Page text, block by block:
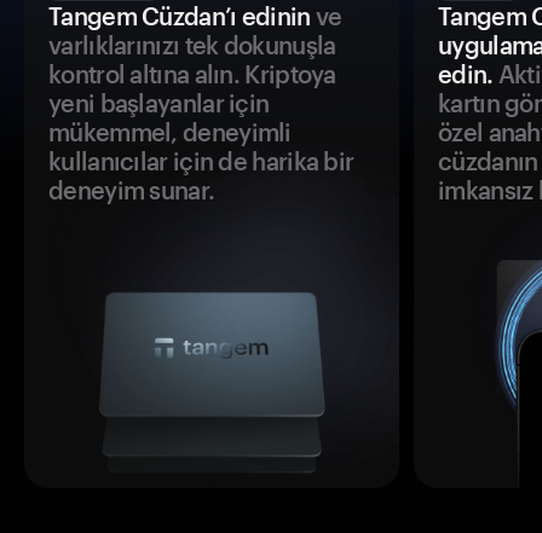
Tangem Cüzdan’ı edinin ve
varlıklarınızı tek dokunuşla
kontrol altına alın. Kriptoya
yeni başlayanlar için
mükemmel, deneyimli
kullanıcılar için de harika bir
deneyim sunar.
Tangem
edin.
kartın
özel